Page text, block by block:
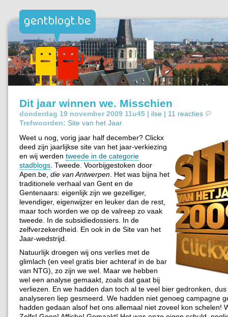
Dit jaar winnen we. Misschien
donderdag 19 november 2009 11u45 | ilse | 11 reacties
Trefwoorden: Site van het Jaar.
Weet u nog, vorig jaar half december? Clickx
deed zijn jaarlijkse site van het jaar-verkiezing
en wij werden tweede in de categorie
stadblogs . Tweede. Voorbijgestoken door
Apen.be, die van Antwerpen . Het was bijna het
traditionele verhaal van Gent en de
Gentenaars: eigenlijk zijn we gezelliger,
levendiger, eigenwijzer en leuker dan de rest,
maar toch worden we op de valreep zo vaak
tweede. In de subsidiedossiers. In de
zelfverzekerdheid. En ook in de Site van het
Jaar-wedstrijd.
Natuurlijk droegen wij ons verlies met de
glimlach (en veel gratis bier achteraf in de bar
van NTG), zo zijn we wel. Maar we hebben
wel een analyse gemaakt, zoals dat gaat bij
verliezen. En we hadden dan toch al te veel bier gedronken, dus
analyseren liep gesmeerd. We hadden niet genoeg campagne
hadden gedaan alsof het ons allemaal niet zoveel kon schelen!